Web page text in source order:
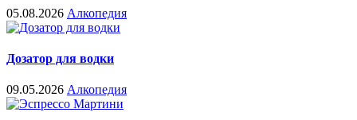
05.08.2026 Алкопедия
Дозатор для водки
09.05.2026 Алкопедия